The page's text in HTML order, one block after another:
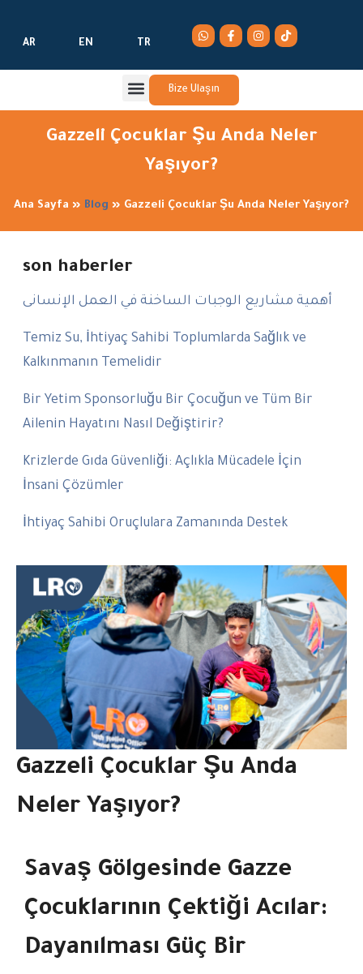
AR EN TR
Bize Ulaşın
Gazzeli Çocuklar Şu Anda Neler
Yaşıyor?
Ana Sayfa » Blog » Gazzeli Çocuklar Şu Anda Neler Yaşıyor?
son haberler
أهمية مشاريع الوجبات الساخنة في العمل الإنسانى
Temiz Su, İhtiyaç Sahibi Toplumlarda Sağlık ve
Kalkınmanın Temelidir
Bir Yetim Sponsorluğu Bir Çocuğun ve Tüm Bir
Ailenin Hayatını Nasıl Değiştirir?
Krizlerde Gıda Güvenliği: Açlıkla Mücadele İçin
İnsani Çözümler
İhtiyaç Sahibi Oruçlulara Zamanında Destek
Gazzeli Çocuklar Şu Anda
Neler Yaşıyor?
Savaş Gölgesinde Gazze
Çocuklarının Çektiği Acılar:
Dayanılması Güç Bir